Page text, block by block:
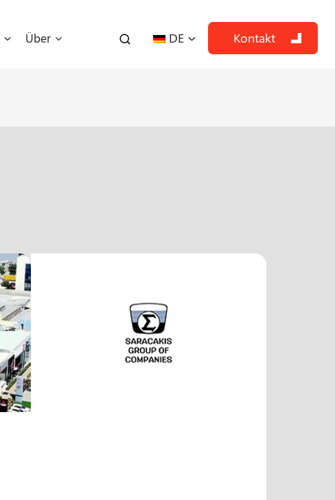
Über DE Kontakt